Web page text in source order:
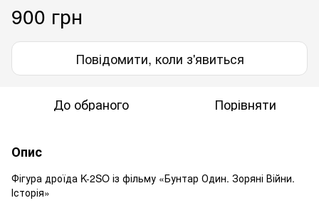
900 грн
Повідомити, коли з'явиться
До обраного Порівняти
Опис
Фігура дроїда K-2SO із фільму «Бунтар Один. Зоряні Війни.
Історія»